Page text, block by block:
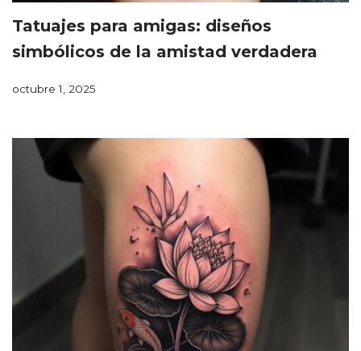
Tatuajes para amigas: diseños
simbólicos de la amistad verdadera
octubre 1, 2025